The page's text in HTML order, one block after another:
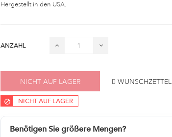
Hergestellt in den USA.
ANZAHL
NICHT AUF LAGER WUNSCHZETTEL
NICHT AUF LAGER
Benötigen Sie größere Mengen?